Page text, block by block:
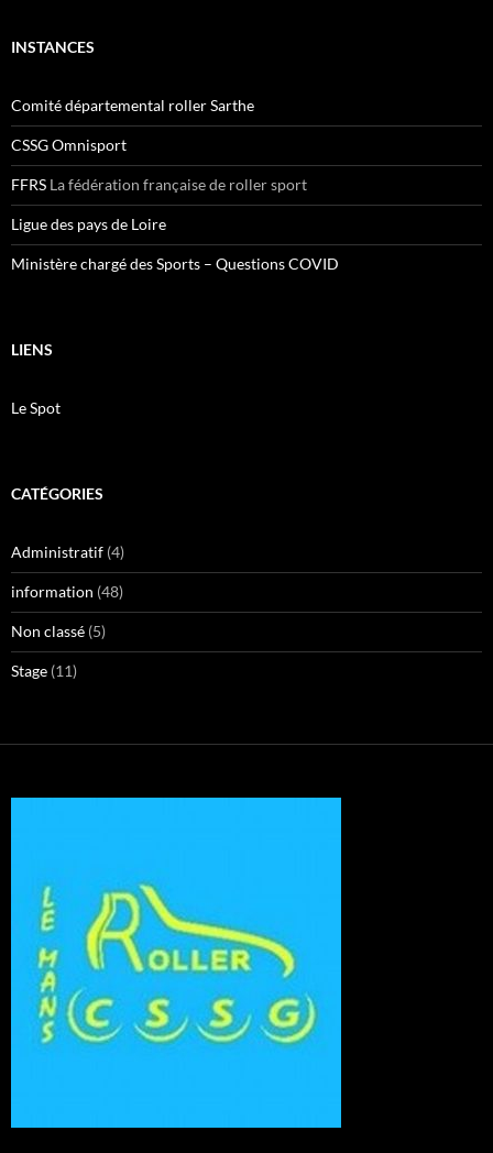
INSTANCES
Comité départemental roller Sarthe
CSSG Omnisport
FFRS La fédération française de roller sport
Ligue des pays de Loire
Ministère chargé des Sports – Questions COVID
LIENS
Le Spot
CATÉGORIES
Administratif (4)
information (48)
Non classé (5)
Stage (11)